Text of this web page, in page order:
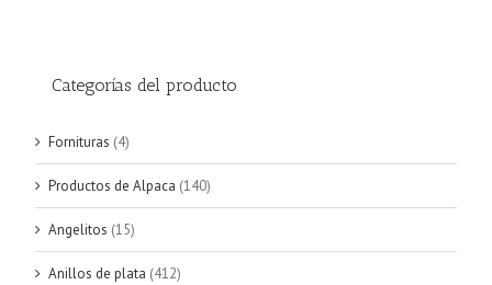
Categorías del producto
Fornituras (4)
Productos de Alpaca (140)
Angelitos (15)
Anillos de plata (412)